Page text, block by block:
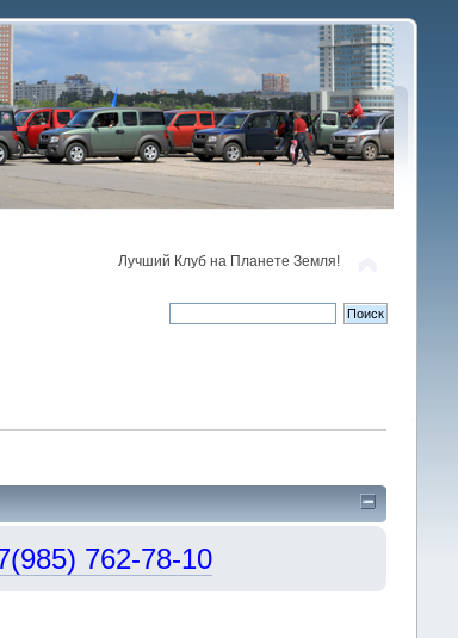
Лучший Клуб на Планете Земля!
762-78-10